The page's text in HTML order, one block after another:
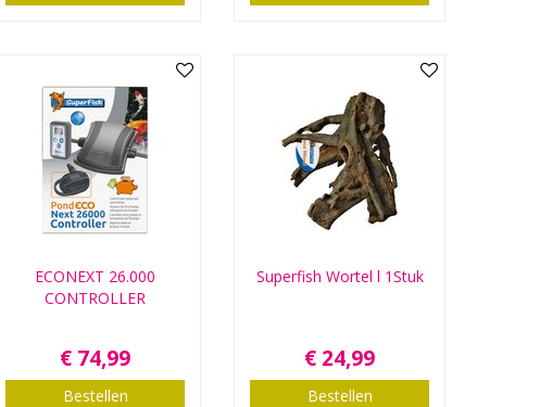
ECONEXT 26.000
CONTROLLER
€ 74,99
Bestellen
Superfish Wortel l 1Stuk
€ 24,99
Bestellen